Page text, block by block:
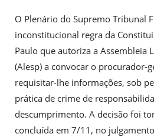
O Plenário do Supremo Tribunal
inconstitucional regra da
Paulo que autoriza a Assembleia
(Alesp) a convocar o procurador-
requisitar-lhe informações, sob
prática de crime de
descumprimento. A decisão foi
concluída em 7/11, no